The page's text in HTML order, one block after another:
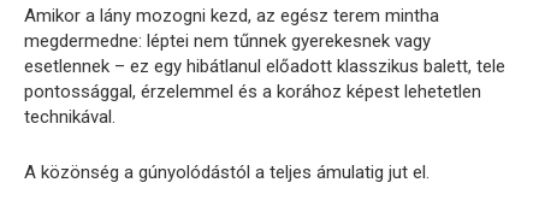
Amikor a lány mozogni kezd, az egész terem mintha
megdermedne: léptei nem tűnnek gyerekesnek vagy
esetlennek – ez egy hibátlanul előadott klasszikus balett, tele
pontossággal, érzelemmel és a korához képest lehetetlen
technikával.
A közönség a gúnyolódástól a teljes ámulatig jut el.